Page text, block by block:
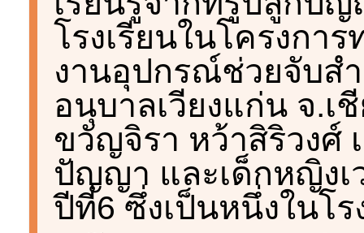
โรงเรียนในโครงกา
งานอุปกรณ์ช่วยจับส
อนุบาลเวียงแก่น จ.เ
ขวัญจิรา หว้าสิริวง
ปัญญา และเด็กหญิง
ปีที่6 ซึ่งเป็นหนึ่งในโร